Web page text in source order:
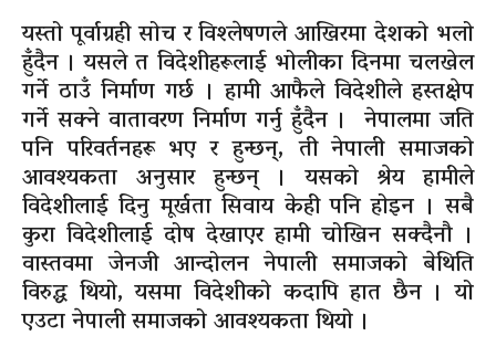
यस्तो पूर्वाग्रही सोच र विश्लेषणले आखिरमा देशको भलो
हुँदैन । यसले त विदेशीहरूलाई भोलीका दिनमा चलखेल
गर्ने ठाउँ निर्माण गर्छ । हामी आफैले विदेशीले हस्तक्षेप
गर्ने सक्ने वातावरण निर्माण गर्नु हुँदैन । नेपालमा जति
पनि परिवर्तनहरू भए र हुन्छन्, ती नेपाली समाजको
आवश्यकता अनुसार हुन्छन् । यसको श्रेय हामीले
विदेशीलाई दिनु मूर्खता सिवाय केही पनि होइन । सबै
कुरा विदेशीलाई दोष देखाएर हामी चोखिन सक्दैनौ ।
वास्तवमा जेनजी आन्दोलन नेपाली समाजको बेथिति
विरुद्ध थियो, यसमा विदेशीको कदापि हात छैन । यो
एउटा नेपाली समाजको आवश्यकता थियो ।